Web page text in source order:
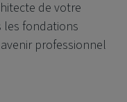
de votre
les fondations
professionnel